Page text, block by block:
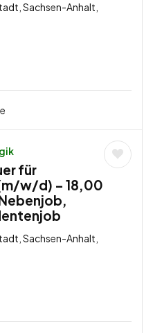
Sachsen-Anhalt,
für
w/d) – 18,00
Sachsen-Anhalt,